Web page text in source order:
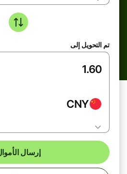
تم التحويل إلى
CNY
إرسال الأموال